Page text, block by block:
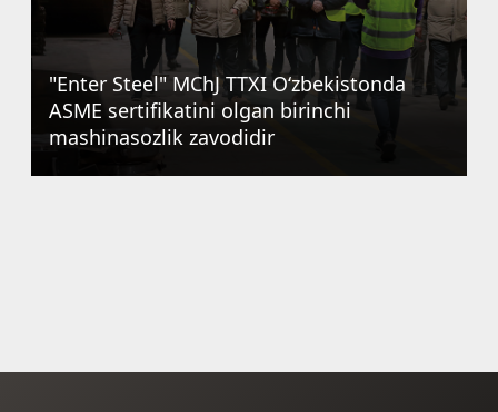
"Enter Steel" MChJ TTXI O‘zbekistonda
ASME sertifikatini olgan birinchi
mashinasozlik zavodidir